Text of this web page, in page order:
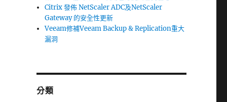
Citrix 發佈 NetScaler ADC及NetScaler
Gateway 的安全性更新
Veeam修補Veeam Backup & Replication重大
漏洞
分類